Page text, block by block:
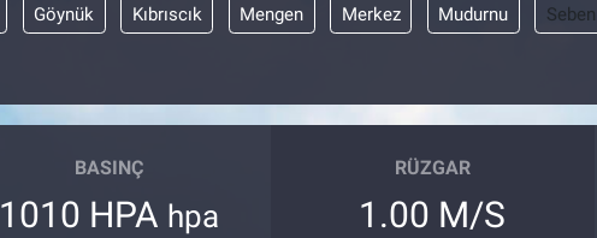
Göynük Kıbrıscık Mengen Merkez Mudurnu Seben
BASINÇ
1010 HPA hpa
RÜZGAR
1.00 M/S